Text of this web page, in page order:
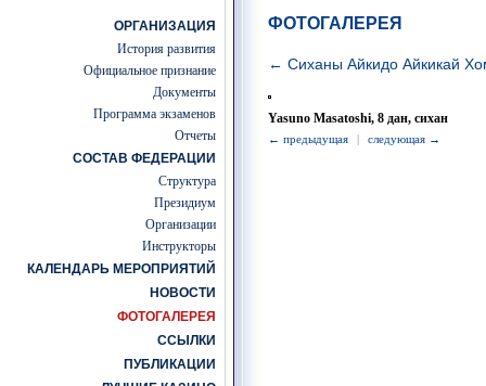
ОРГАНИЗАЦИЯ
История развития
Официальное признание
Документы
Программа экзаменов
Отчеты
СОСТАВ ФЕДЕРАЦИИ
Структура
Президиум
Организации
Инструкторы
КАЛЕНДАРЬ МЕРОПРИЯТИЙ
НОВОСТИ
ФОТОГАЛЕРЕЯ
ССЫЛКИ
ПУБЛИКАЦИИ
ФОТОГАЛЕРЕЯ
← Сиханы Айкидо Айкикай
Yasuno Masatoshi, 8 дан, сихан
← предыдущая | следующая →